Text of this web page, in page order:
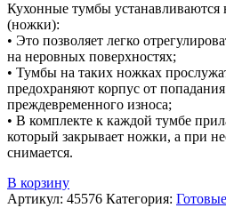
Кухонные тумбы устанавливаются
(ножки):
• Это позволяет легко
на неровных поверхностях;
• Тумбы на таких ножках
предохраняют корпус от
преждевременного износа;
• В комплекте к каждой тумбе
который закрывает ножки, а при
снимается.
В корзину
Артикул: 45576 Категория: